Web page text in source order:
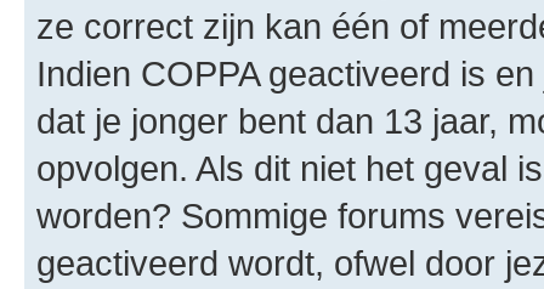
ze correct zijn kan één of
Indien COPPA geactiveerd is
dat je jonger bent dan 13 jaar,
opvolgen. Als dit niet het geval
worden? Sommige forums
geactiveerd wordt, ofwel door